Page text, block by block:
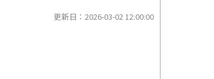
更新日：2026-03-02 12:00:00